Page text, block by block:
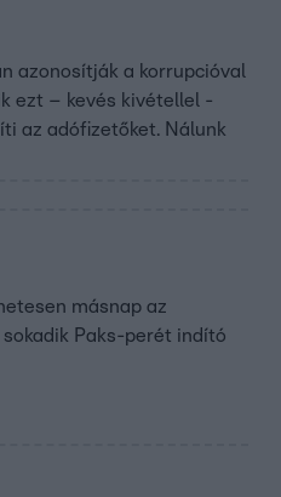
azonosítják a korrupcióval
ezt – kevés kivétellel -
az adófizetőket. Nálunk
másnap az
Paks-perét indító